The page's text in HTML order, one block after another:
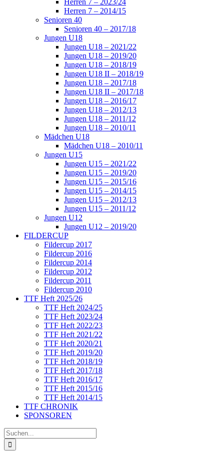
Herren 7 – 2023/24
Herren 7 – 2014/15
Senioren 40
Senioren 40 – 2017/18
Jungen U18
Jungen U18 – 2021/22
Jungen U18 – 2019/20
Jungen U18 – 2018/19
Jungen U18 II – 2018/19
Jungen U18 – 2017/18
Jungen U18 II – 2017/18
Jungen U18 – 2016/17
Jungen U18 – 2012/13
Jungen U18 – 2011/12
Jungen U18 – 2010/11
Mädchen U18
Mädchen U18 – 2010/11
Jungen U15
Jungen U15 – 2021/22
Jungen U15 – 2019/20
Jungen U15 – 2015/16
Jungen U15 – 2014/15
Jungen U15 – 2012/13
Jungen U15 – 2011/12
Jungen U12
Jungen U12 – 2019/20
FILDERCUP
Fildercup 2017
Fildercup 2016
Fildercup 2014
Fildercup 2012
Fildercup 2011
Fildercup 2010
TTF Heft 2025/26
TTF Heft 2024/25
TTF Heft 2023/24
TTF Heft 2022/23
TTF Heft 2021/22
TTF Heft 2020/21
TTF Heft 2019/20
TTF Heft 2018/19
TTF Heft 2017/18
TTF Heft 2016/17
TTF Heft 2015/16
TTF Heft 2014/15
TTF CHRONIK
SPONSOREN
Suche
nach: